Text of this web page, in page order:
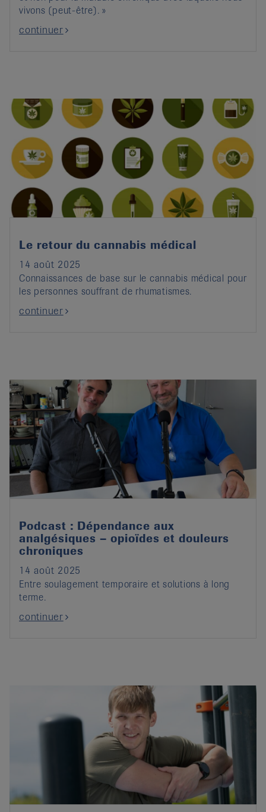
vivons (peut-être). »
continuer
Le retour du cannabis médical
14 août 2025
Connaissances de base sur le cannabis médical pour
les personnes souffrant de rhumatismes.
continuer
Podcast : Dépendance aux
analgésiques – opioïdes et douleurs
chroniques
14 août 2025
Entre soulagement temporaire et solutions à long
terme.
continuer